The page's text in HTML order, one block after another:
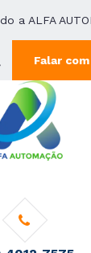
a ALFA
Falar